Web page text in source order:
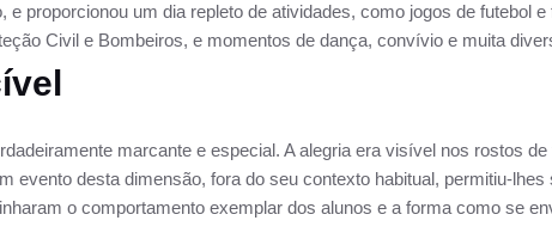
proporcionou um dia repleto de atividades, como jogos de futebol
Civil e Bombeiros, e momentos de dança, convívio e muita
marcante e especial. A alegria era visível nos rostos
evento desta dimensão, fora do seu contexto habitual, permitiu-
o comportamento exemplar dos alunos e a forma como se